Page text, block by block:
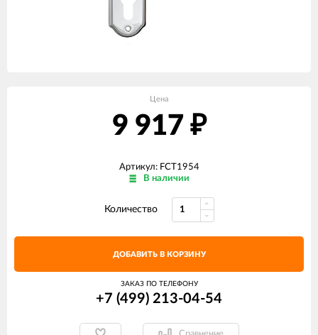
Цена
9 917 ₽
Артикул: FCT1954
В наличии
Количество
ДОБАВИТЬ В КОРЗИНУ
ЗАКАЗ ПО ТЕЛЕФОНУ
+7 (499) 213-04-54​